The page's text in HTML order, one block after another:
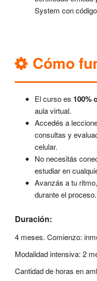
System con
Cómo
El curso es 100%
aula virtual.
Accedés a
consultas y
celular.
No necesitás
estudiar en
Avanzás a tu
durante el proceso.
Duración:
4 meses. Comienzo:
Modalidad intensiva: 2
Cantidad de horas en